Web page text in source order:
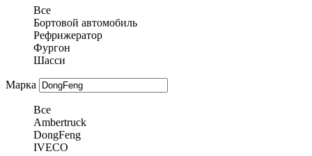
Все
Бортовой автомобиль
Рефрижератор
Фургон
Шасси
Марка
Все
Ambertruck
DongFeng
IVECO